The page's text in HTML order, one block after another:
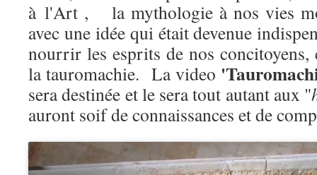
à l'Art , la mythologie à nos vies
avec une idée qui était devenue
nourrir les esprits de nos concitoyens,
la tauromachie. La video
sera destinée et le sera tout autant aux "
auront soif de connaissances et de